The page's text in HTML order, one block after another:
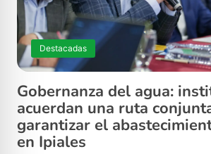
Destacadas
Gobernanza del agua:
acuerdan una ruta
garantizar el
en Ipiales